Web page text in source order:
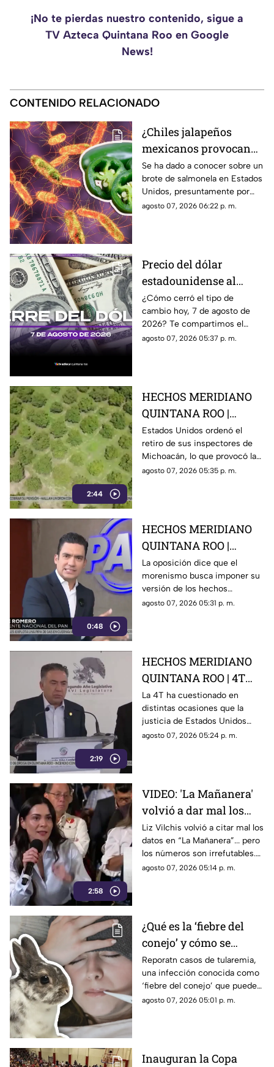
¡No te pierdas nuestro contenido, sigue a
TV Azteca Quintana Roo en Google
News!
CONTENIDO RELACIONADO
¿Chiles jalapeños
mexicanos provocan
brote de salmonela en
Estados Unidos? Esto
debes saber
Se ha dado a conocer sobre un
brote de salmonela en Estados
Unidos, presuntamente por
chiles jalapeños mexicanos,
agosto 07, 2026 06:22 p. m.
Precio del dólar
estadounidense al
CIERRE de HOY, viernes
7 de agosto de 2026, en
Cancún
¿Cómo cerró el tipo de
cambio hoy, 7 de agosto de
2026? Te compartimos el
precio del dólar al cierre de
agosto 07, 2026 05:37 p. m.
2:44
HECHOS MERIDIANO
QUINTANA ROO |
E.E.U.U retira a sus
inspectores en
Michoacán y provocá
la suspensión de
Estados Unidos ordenó el
retiro de sus inspectores de
Michoacán, lo que provocó la
suspensión de las
agosto 07, 2026 05:35 p. m.
0:48
HECHOS MERIDIANO
QUINTANA ROO |
Oposición señala que el
morenismo quiere
imponer su versión de
los hechos usando la
La oposición dice que el
morenismo busca imponer su
versión de los hechos
mediante la censura, callar los
agosto 07, 2026 05:31 p. m.
2:19
HECHOS MERIDIANO
QUINTANA ROO | 4T
sigue cuestionando los
señalamientos de
E.E.U.U contra
narc0polít1c0s como
La 4T ha cuestionado en
distintas ocasiones que la
justicia de Estados Unidos
proceda contra presuntos
Rocha Moya, Enrique Inzunza y
otros funcionarios morenistas.
agosto 07, 2026 05:24 p. m.
2:58
VIDEO: 'La Mañanera'
volvió a dar mal los
datos: TV Azteca es el
medio tradicional con
mayor alcance y
credibilidad de México
Liz Vilchis volvió a citar mal los
datos en “La Mañanera”... pero
los números son irrefutables.
El estudio internacional de
evidencia, nadie puede.
agosto 07, 2026 05:14 p. m.
¿Qué es la ‘fiebre del
conejo’ y cómo se
contagia? Reportan
casos de tularemia y
genera alerta en la
población
Reporatn casos de tularemia,
una infección conocida como
‘fiebre del conejo’ que puede
resultar muy grave. Te
agosto 07, 2026 05:01 p. m.
Inauguran la Copa